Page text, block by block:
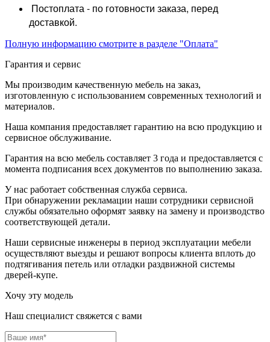
Постоплата - по готовности заказа, перед
доставкой.
Полную информацию смотрите в разделе "Оплата"
Гарантия и сервис
Мы производим качественную мебель на заказ,
изготовленную с использованием современных технологий и
материалов.
Наша компания предоставляет гарантию на всю продукцию и
сервисное обслуживание.
Гарантия на всю мебель составляет 3 года и предоставляется с
момента подписания всех документов по выполнению заказа.
У нас работает собственная служба сервиса.
При обнаружении рекламации наши сотрудники сервисной
службы обязательно оформят заявку на замену и производство
соответствующей детали.
Наши сервисные инженеры в период эксплуатации мебели
осуществляют выезды и решают вопросы клиента вплоть до
подтягивания петель или отладки раздвижной системы
дверей-купе.
Хочу эту модель
Наш специалист свяжется с вами